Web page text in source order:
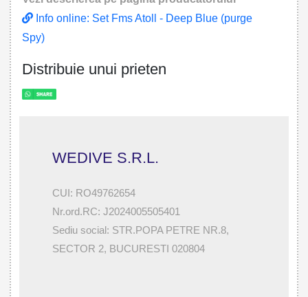
Info online: Set Fms Atoll - Deep Blue (purge
Spy)
Distribuie unui prieten
WEDIVE S.R.L.
CUI: RO49762654
Nr.ord.RC: J2024005505401
Sediu social: STR.POPA PETRE NR.8,
SECTOR 2, BUCURESTI 020804